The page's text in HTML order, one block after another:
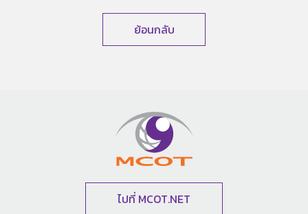
ย้อนกลับ
ไปที่ MCOT.NET